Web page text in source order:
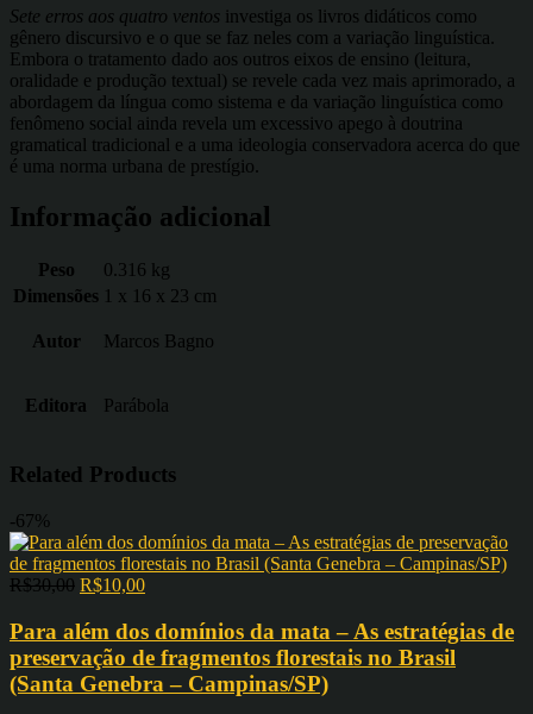
Sete erros aos quatro ventos investiga os livros didáticos como
gênero discursivo e o que se faz neles com a variação linguística.
Embora o tratamento dado aos outros eixos de ensino (leitura,
oralidade e produção textual) se revele cada vez mais aprimorado, a
abordagem da língua como sistema e da variação linguística como
fenômeno social ainda revela um excessivo apego à doutrina
gramatical tradicional e a uma ideologia conservadora acerca do que
é uma norma urbana de prestígio.
Informação adicional
Peso
0.316 kg
Dimensões 1 x 16 x 23 cm
Autor Marcos Bagno
Editora Parábola
Related Products
-67%
R$30,00 R$10,00
Para além dos domínios da mata – As estratégias de
preservação de fragmentos florestais no Brasil
(Santa Genebra – Campinas/SP)